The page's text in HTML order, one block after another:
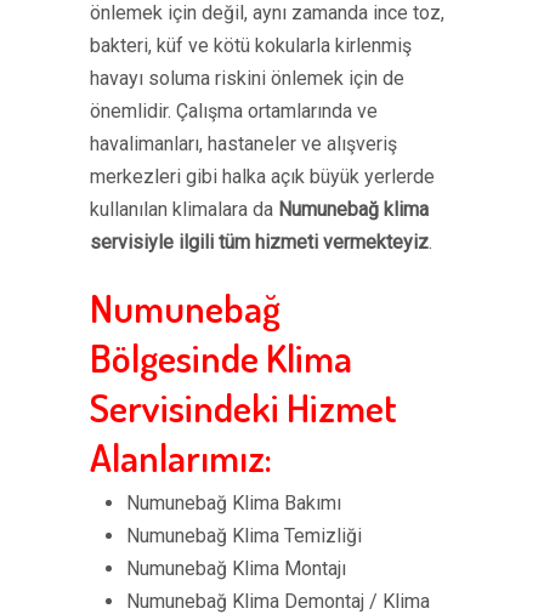
önlemek için değil, aynı zamanda ince toz,
bakteri, küf ve kötü kokularla kirlenmiş
havayı soluma riskini önlemek için de
önemlidir. Çalışma ortamlarında ve
havalimanları, hastaneler ve alışveriş
merkezleri gibi halka açık büyük yerlerde
kullanılan klimalara da Numunebağ klima
servisiyle ilgili tüm hizmeti vermekteyiz.
Numunebağ
Bölgesinde Klima
Servisindeki Hizmet
Alanlarımız:
Numunebağ Klima Bakımı
Numunebağ Klima Temizliği
Numunebağ Klima Montajı
Numunebağ Klima Demontaj / Klima